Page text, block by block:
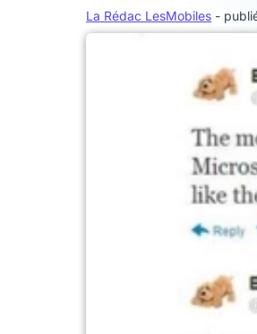
La Rédac LesMobiles -